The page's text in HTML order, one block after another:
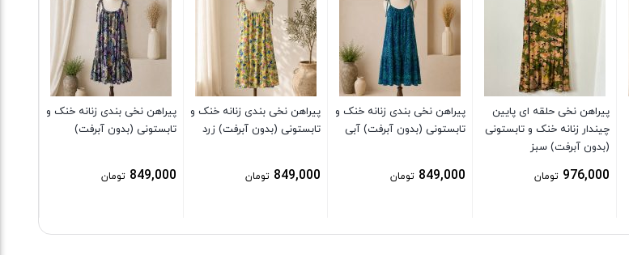
پیراهن نخی حلقه ای پایین
چیندار زنانه خنک و تابستونی
(بدون آبرفت) سبز
976,000 تومان
پیراهن نخی بندی زنانه خنک و
تابستونی (بدون آبرفت) آبی
849,000 تومان
پیراهن نخی بندی زنانه خنک و
تابستونی (بدون آبرفت) زرد
849,000 تومان
پیراهن نخی بندی زنانه خنک و
تابستونی (بدون آبرفت)
849,000 تومان